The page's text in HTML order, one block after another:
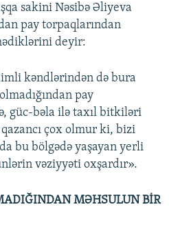
sakini Nəsibə Əliyeva
pay torpaqlarından
deyir:
kəndlərindən də bura
pay
güc-bəla ilə taxıl bitkiləri
çox olmur ki, bizi
bu bölgədə yaşayan yerli
vəziyyəti oxşardır».
MƏHSULUN BİR